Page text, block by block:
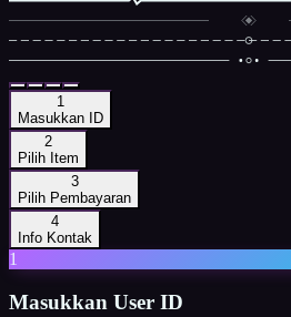
1
Masukkan ID
2
Pilih Item
3
Pilih Pembayaran
4
Info Kontak
1
Masukkan User ID